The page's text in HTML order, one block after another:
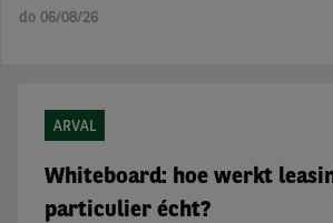
do 06/08/26
ARVAL
Whiteboard: hoe werkt
particulier écht?